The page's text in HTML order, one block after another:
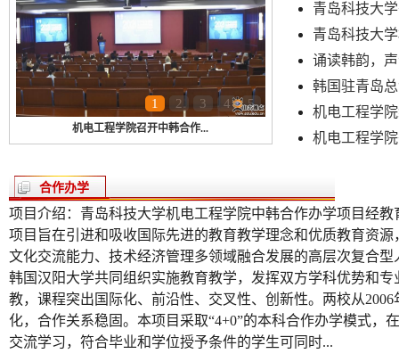
1 2 3 4 5
机电工程学院召开中韩合作...
青岛科技大
青岛科技大
诵读韩韵，
韩国驻青岛
机电工程学
机电工程学
合作办学
项目介绍：青岛科技大学机电工程学院中韩合作办学项目经
项目旨在引进和吸收国际先进的教育教学理念和优质教育资
文化交流能力、技术经济管理多领域融合发展的高层次复合
韩国汉阳大学共同组织实施教育教学，发挥双方学科优势和
教，课程突出国际化、前沿性、交叉性、创新性。两校从
化，合作关系稳固。本项目采取“4+0”的本科合作办学模式，
交流学习，符合毕业和学位授予条件的学生可同时...